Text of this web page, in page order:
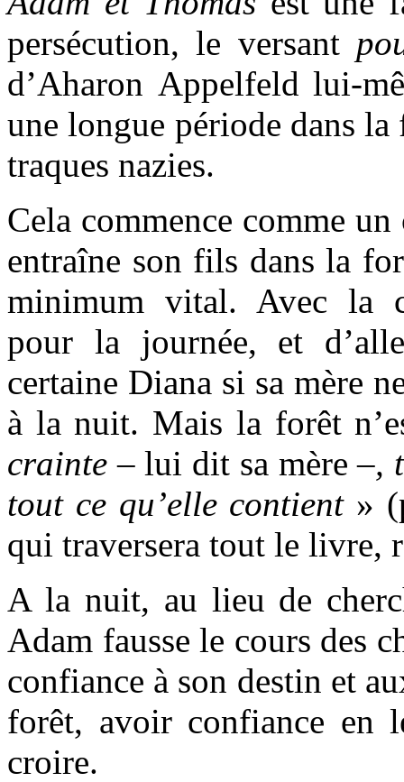
persécution, le versant
d’Aharon Appelfeld lui-
une longue période dans
traques nazies.
Cela commence comme
entraîne son fils dans la
minimum vital. Avec la
pour la journée, et
certaine Diana si sa mère
à la nuit. Mais la forêt
crainte – lui dit sa mère –,
tout ce qu’elle contient»
qui traversera tout le livre,
A la nuit, au lieu de
Adam fausse le cours des
confiance à son destin et
forêt, avoir confiance en
croire.